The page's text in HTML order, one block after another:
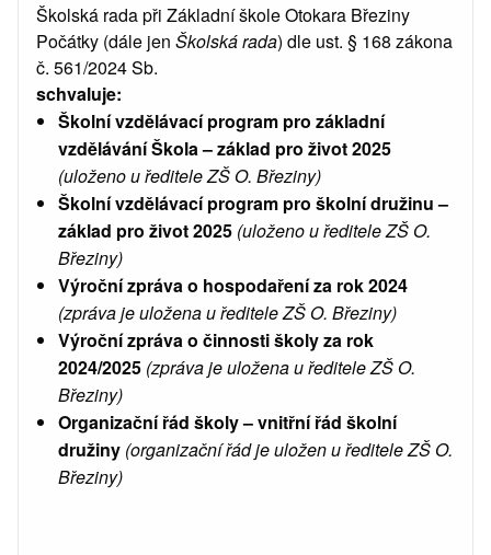
Školská rada při Základní škole Otokara Březiny
Počátky (dále jen Školská rada) dle ust. § 168 zákona
č. 561/2024 Sb.
schvaluje:
Školní vzdělávací program pro základní
vzdělávání Škola – základ pro život 2025
(uloženo u ředitele ZŠ O. Březiny)
Školní vzdělávací program pro školní družinu –
základ pro život 2025 (uloženo u ředitele ZŠ O.
Březiny)
Výroční zpráva o hospodaření za rok 2024
(zpráva je uložena u ředitele ZŠ O. Březiny)
Výroční zpráva o činnosti školy za rok
2024/2025 (zpráva je uložena u ředitele ZŠ O.
Březiny)
Organizační řád školy – vnitřní řád školní
družiny (organizační řád je uložen u ředitele ZŠ O.
Březiny)